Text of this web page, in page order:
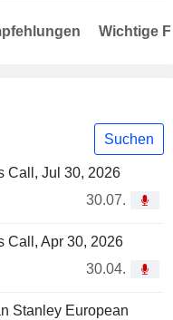
Suchen
Call, Jul 30, 2026
30.07.
Call, Apr 30, 2026
30.04.
Stanley European
Wichtige